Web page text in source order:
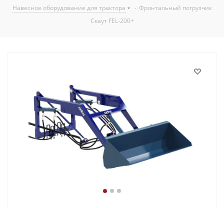
Навесное оборудование для трактора
- Фронтальный погрузчик
Скаут FEL-200+